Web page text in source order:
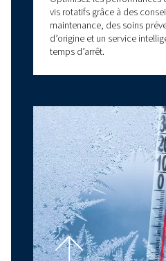
compresseurs à
de traitement d'air,
sécheurs d'air. Nous
gamme d'options de
pour vous aider à
Contactez-nous dès
support personnalisé
questions !
Nous contacter!